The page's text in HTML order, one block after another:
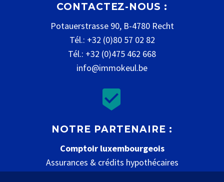
CONTACTEZ-NOUS :
Potauerstrasse 90, B-4780 Recht
Tél.: +32 (0)80 57 02 82
Tél.: +32 (0)475 462 668
info@immokeul.be


NOTRE PARTENAIRE :
Comptoir luxembourgeois
Assurances & crédits hypothécaires